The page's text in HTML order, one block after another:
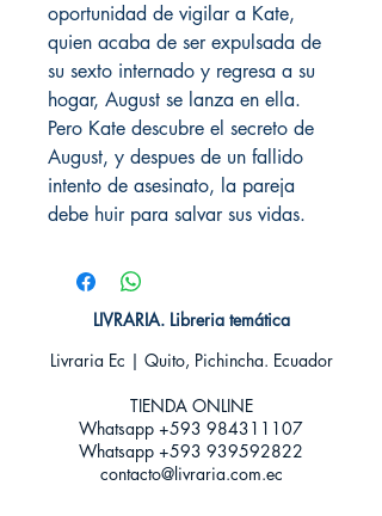
oportunidad de vigilar a Kate,
quien acaba de ser expulsada de
su sexto internado y regresa a su
hogar, August se lanza en ella.
Pero Kate descubre el secreto de
August, y despues de un fallido
intento de asesinato, la pareja
debe huir para salvar sus vidas.
LIVRARIA. Libreria temática
Livraria Ec | Quito, Pichincha. Ecuador
TIENDA ONLINE​
Whatsapp +593 984311107
Whatsapp +593 939592822
contacto@livraria.com.ec